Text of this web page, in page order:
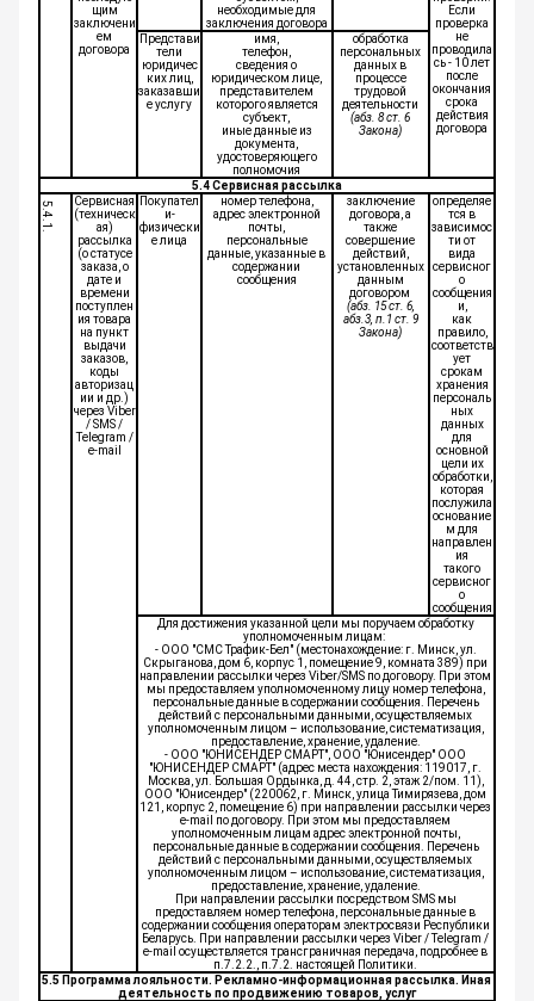
щим
заключени
ем
договора
необходимые для
заключения договора
Если
проверка
не
проводила
сь - 10 лет
после
окончания
срока
действия
договора
Представи
тели
юридичес
ких лиц,
заказавши
е услугу
имя,
телефон,
сведения о
юридическом лице,
представителем
которого является
субъект,
иные данные из
документа,
удостоверяющего
полномочия
обработка
персональных
данных в
процессе
трудовой
деятельности
(абз. 8 ст. 6
Закона)
5.4 Сервисная рассылка
5.4.1.
Сервисная
(техническ
ая)
рассылка
(о статусе
заказа, о
дате и
времени
поступлен
ия товара
на пункт
выдачи
заказов,
коды
авторизац
ии и др.)
через Viber
/ SMS /
Telegram /
e-mail
Покупател
и-
физически
е лица
номер телефона,
адрес электронной
почты,
персональные
данные, указанные в
содержании
сообщения
заключение
договора, а
также
совершение
действий,
установленных
данным
договором
(абз. 15 ст. 6,
абз.3, п.1 ст. 9
Закона)
определяе
тся в
зависимос
ти от
вида
сервисног
о
сообщения
и,
как
правило,
соответств
ует
срокам
хранения
персональ
ных
данных
для
основной
цели их
обработки,
которая
послужила
основание
м для
направлен
ия
такого
сервисног
о
сообщения
Для достижения указанной цели мы поручаем обработку
уполномоченным лицам:
- ООО "СМС Трафик-Бел" (местонахождение: г. Минск, ул.
Скрыганова, дом 6, корпус 1, помещение 9, комната 389) при
направлении рассылки через Viber/SMS по договору. При этом
мы предоставляем уполномоченному лицу номер телефона,
персональные данные в содержании сообщения. Перечень
действий с персональными данными, осуществляемых
уполномоченным лицом – использование, систематизация,
предоставление, хранение, удаление.
- ООО "ЮНИСЕНДЕР СМАРТ", ООО "Юнисендер" ООО
"ЮНИСЕНДЕР СМАРТ" (адрес места нахождения: 119017, г.
Москва, ул. Большая Ордынка, д. 44, стр. 2, этаж 2/пом. 11),
ООО "Юнисендер" (220062, г. Минск, улица Тимирязева, дом
121, корпус 2, помещение 6) при направлении рассылки через
e-mail по договору. При этом мы предоставляем
уполномоченным лицам адрес электронной почты,
персональные данные в содержании сообщения. Перечень
действий с персональными данными, осуществляемых
уполномоченным лицом – использование, систематизация,
предоставление, хранение, удаление.
При направлении рассылки посредством SMS мы
предоставляем номер телефона, персональные данные в
содержании сообщения операторам электросвязи Республики
Беларусь. При направлении рассылки через Viber / Telegram /
e-mail осуществляется трансграничная передача, подробнее в
п.7.2.2., п.7.2. настоящей Политики.
5.5 Программа лояльности. Рекламно-информационная рассылка. Иная
деятельность по продвижению товаров, услуг